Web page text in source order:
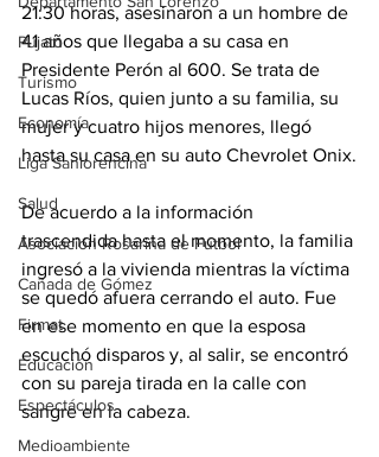
Pujato
Turismo
Economía
Liga Sanlorencina
Salud
Asociación Rosarina de Fútbol
Cañada de Gómez
Firmat
Educación
Espectáculos
Medioambiente
21:30 horas, asesinaron a un hombre de
41 años que llegaba a su casa en
Presidente Perón al 600. Se trata de
Lucas Ríos, quien junto a su familia, su
mujer y cuatro hijos menores, llegó
hasta su casa en su auto Chevrolet Onix.
De acuerdo a la información
trascendida hasta el momento, la familia
ingresó a la vivienda mientras la víctima
se quedó afuera cerrando el auto. Fue
en ese momento en que la esposa
escuchó disparos y, al salir, se encontró
con su pareja tirada en la calle con
sangre en la cabeza.